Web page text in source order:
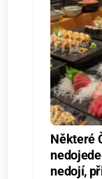
Některé
nedojí,